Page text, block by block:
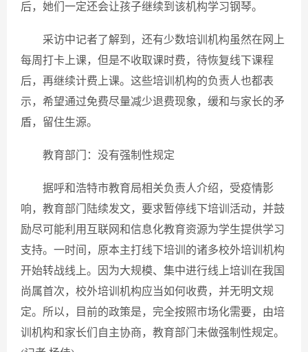
后，她们一定还会让孩子继续到该机构学习钢琴。
采访中记者了解到，还有少数培训机构虽然在网上
每周打卡上课，但是不收取课时费，待恢复线下课程
后，再继续计费上课。这些培训机构的负责人也都表
示，希望通过免费尽量减少退费现象，缓和与家长的矛
盾，留住生源。
教育部门：没有强制性规定
据呼和浩特市教育局相关负责人介绍，受疫情影
响，教育部门陆续发文，要求暂停线下培训活动，并鼓
励尽可能利用互联网和信息化教育资源为学生提供学习
支持。一时间，原本主打线下培训的诸多校外培训机构
开始转战线上。因为大规模、集中进行线上培训在我国
尚属首次，校外培训机构应当如何收费，并无明文规
定。所以，目前的政策是，完全按照市场化需要，由培
训机构和家长们自主协商，教育部门未做强制性规定。